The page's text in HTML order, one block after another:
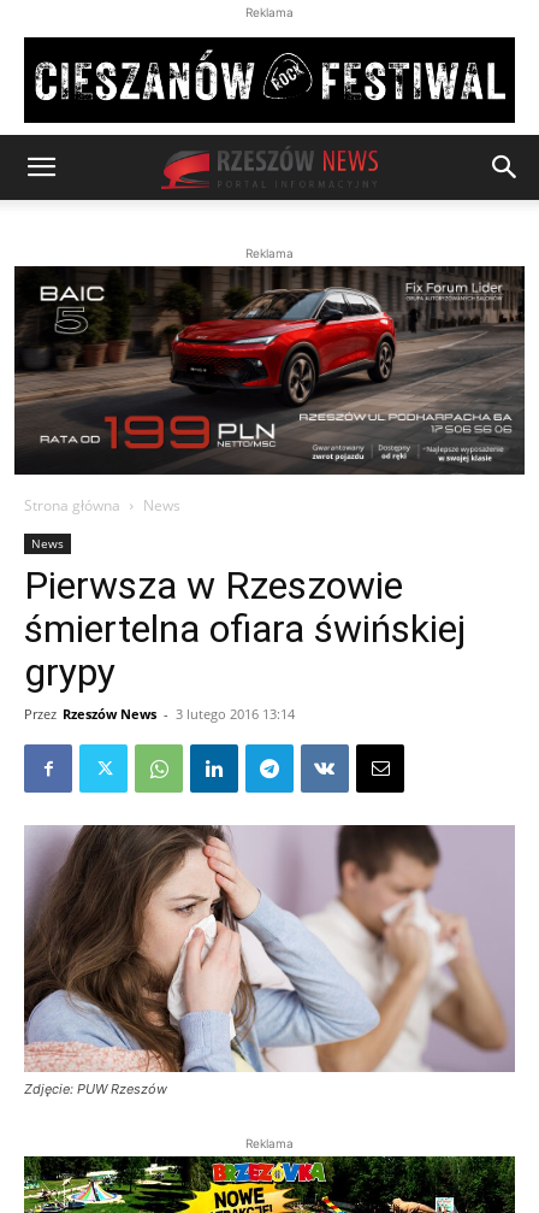
Reklama
Reklama
Strona główna News
News
Pierwsza w Rzeszowie
śmiertelna ofiara świńskiej
grypy
Przez Rzeszów News - 3 lutego 2016 13:14
Zdjęcie: PUW Rzeszów
Reklama